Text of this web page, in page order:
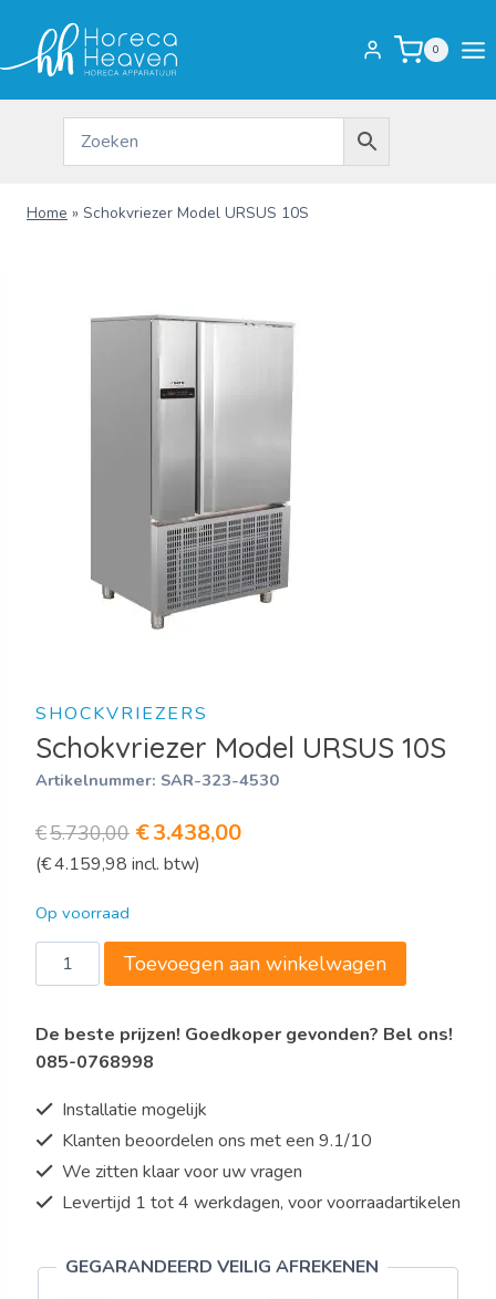
inhoud
0
Home » Schokvriezer Model URSUS 10S
SHOCKVRIEZERS
Schokvriezer Model URSUS 10S
Artikelnummer: SAR-323-4530
€5.730,00 Oorspronkelijke
prijs
€5.730,00.
€3.438,00Huidige
€3.438,00.
(€4.159,98 incl. btw)
Op voorraad
Schokvriezer
Model
10S
aantal
Toevoegen aan winkelwagen
De beste prijzen! Goedkoper gevonden? Bel ons!
085-0768998
Installatie mogelijk
Klanten beoordelen ons met een 9.1/10
We zitten klaar voor uw vragen
Levertijd 1 tot 4 werkdagen, voor voorraadartikelen
GEGARANDEERD VEILIG AFREKENEN